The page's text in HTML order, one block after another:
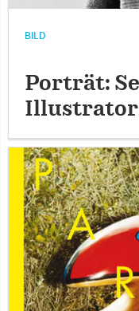
BILD
Porträt:
Illustrator